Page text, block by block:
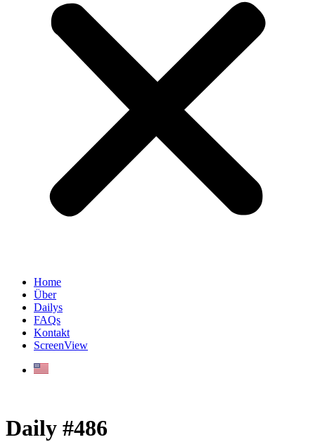
Home
Über
Dailys
FAQs
Kontakt
ScreenView
Daily #486